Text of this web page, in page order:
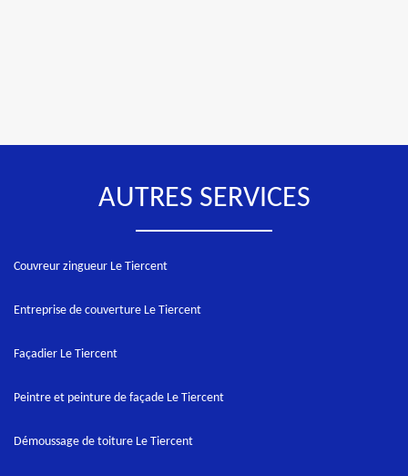
AUTRES SERVICES
Couvreur zingueur Le Tiercent
Entreprise de couverture Le Tiercent
Façadier Le Tiercent
Peintre et peinture de façade Le Tiercent
Démoussage de toiture Le Tiercent